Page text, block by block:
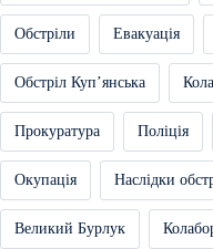
Обстріли Евакуація
Обстріл Купʼянська
Прокуратура Поліція
Окупація Наслідки
Великий Бурлук